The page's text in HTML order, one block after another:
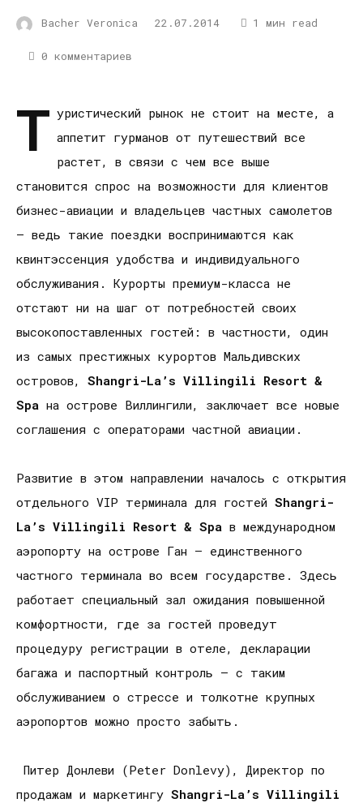
Bacher Veronica 22.07.2014 1 мин read
0 комментариев
Т уристический рынок не стоит на месте, а
аппетит гурманов от путешествий все
растет, в связи с чем все выше
становится спрос на возможности для клиентов
бизнес-авиации и владельцев частных самолетов
– ведь такие поездки воспринимаются как
квинтэссенция удобства и индивидуального
обслуживания. Курорты премиум-класса не
отстают ни на шаг от потребностей своих
высокопоставленных гостей: в частности, один
из самых престижных курортов Мальдивских
островов, Shangri-La ’s Villingili Resort &
Spa на острове Виллингили, заключает все новые
соглашения с операторами частной авиации.
Развитие в этом направлении началось с открытия
отдельного VIP терминала для гостей Shangri-
La ’s Villingili Resort & Spa в международном
аэропорту на острове Ган – единственного
частного терминала во всем государстве. Здесь
работает специальный зал ожидания повышенной
комфортности, где за гостей проведут
процедуру регистрации в отеле, декларации
багажа и паспортный контроль – с таким
обслуживанием о стрессе и толкотне крупных
аэропортов можно просто забыть.
Питер Донлеви (Peter Donlevy), Директор по
продажам и маркетингу Shangri-La ’s Villingili